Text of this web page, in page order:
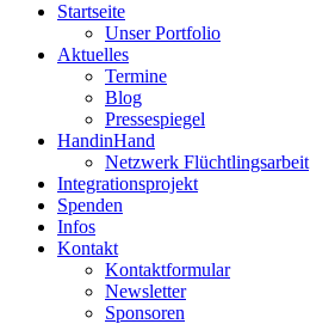
Startseite
Unser Portfolio
Aktuelles
Termine
Blog
Pressespiegel
HandinHand
Netzwerk Flüchtlingsarbeit
Integrationsprojekt
Spenden
Infos
Kontakt
Kontaktformular
Newsletter
Sponsoren